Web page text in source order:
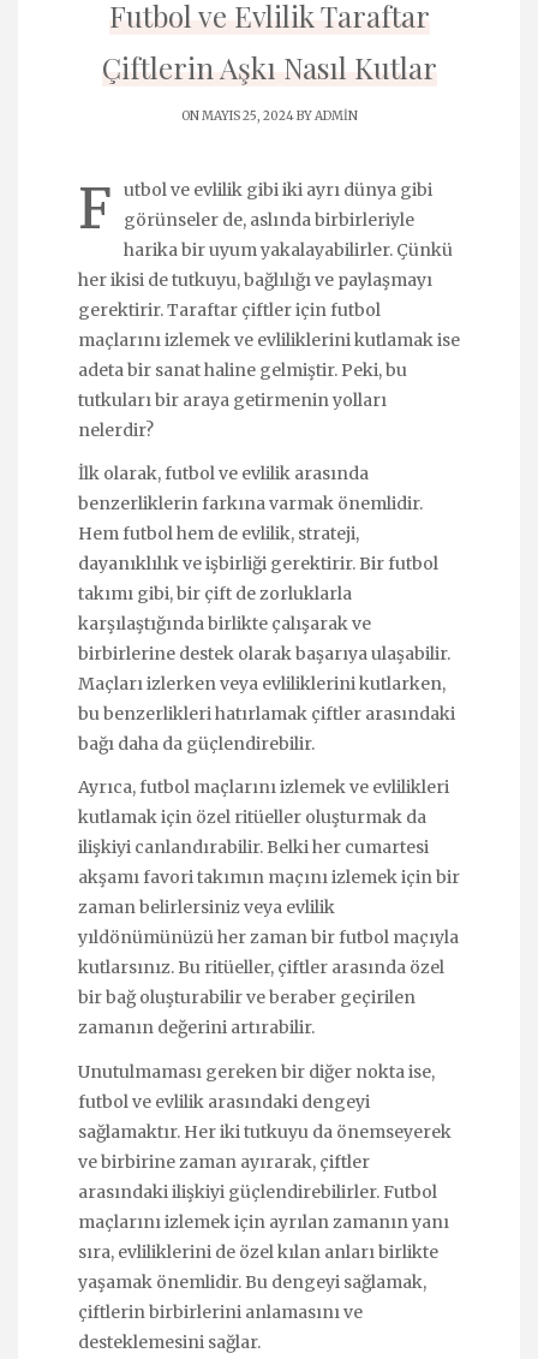
Futbol ve Evlilik Taraftar
Çiftlerin Aşkı Nasıl Kutlar
ON MAYIS 25, 2024 BYADMIN
F
utbol ve evlilik gibi iki ayrı dünya gibi
görünseler de, aslında birbirleriyle
harika bir uyum yakalayabilirler. Çünkü
her ikisi de tutkuyu, bağlılığı ve paylaşmayı
gerektirir. Taraftar çiftler için futbol
maçlarını izlemek ve evliliklerini kutlamak ise
adeta bir sanat haline gelmiştir. Peki, bu
tutkuları bir araya getirmenin yolları
nelerdir?
İlk olarak, futbol ve evlilik arasında
benzerliklerin farkına varmak önemlidir.
Hem futbol hem de evlilik, strateji,
dayanıklılık ve işbirliği gerektirir. Bir futbol
takımı gibi, bir çift de zorluklarla
karşılaştığında birlikte çalışarak ve
birbirlerine destek olarak başarıya ulaşabilir.
Maçları izlerken veya evliliklerini kutlarken,
bu benzerlikleri hatırlamak çiftler arasındaki
bağı daha da güçlendirebilir.
Ayrıca, futbol maçlarını izlemek ve evlilikleri
kutlamak için özel ritüeller oluşturmak da
ilişkiyi canlandırabilir. Belki her cumartesi
akşamı favori takımın maçını izlemek için bir
zaman belirlersiniz veya evlilik
yıldönümünüzü her zaman bir futbol maçıyla
kutlarsınız. Bu ritüeller, çiftler arasında özel
bir bağ oluşturabilir ve beraber geçirilen
zamanın değerini artırabilir.
Unutulmaması gereken bir diğer nokta ise,
futbol ve evlilik arasındaki dengeyi
sağlamaktır. Her iki tutkuyu da önemseyerek
ve birbirine zaman ayırarak, çiftler
arasındaki ilişkiyi güçlendirebilirler. Futbol
maçlarını izlemek için ayrılan zamanın yanı
sıra, evliliklerini de özel kılan anları birlikte
yaşamak önemlidir. Bu dengeyi sağlamak,
çiftlerin birbirlerini anlamasını ve
desteklemesini sağlar.